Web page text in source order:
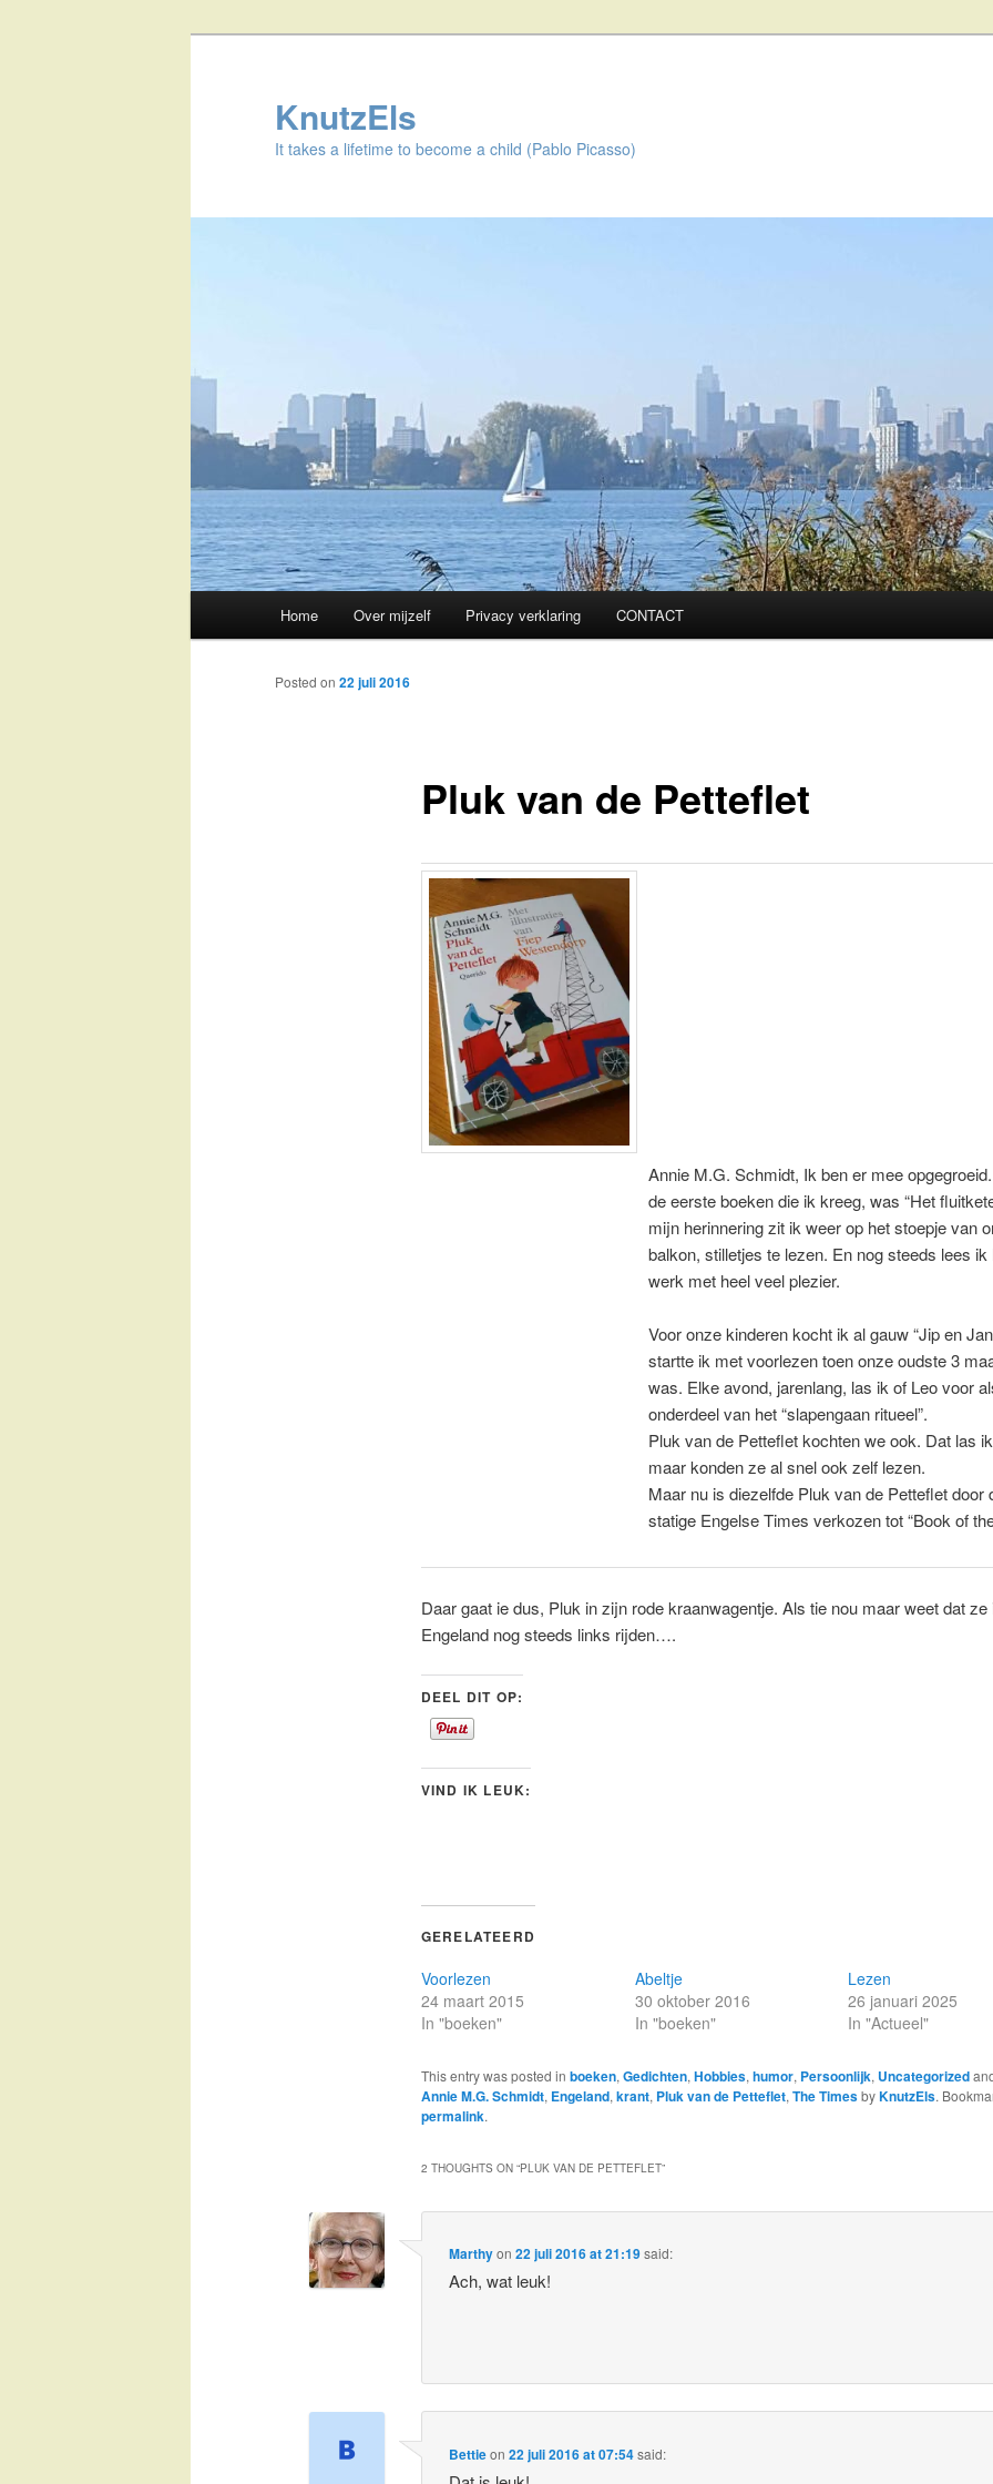
KnutzEls
It takes a lifetime to become a child (Pablo Picasso)
Skip
to
Home Over mijzelf Privacy verklaring CONTACT
Pluk van de Petteflet
Posted on 22 juli 2016
Annie M.G. Schmidt, Ik ben er mee
de eerste boeken die ik kreeg, was “Het
mijn herinnering zit ik weer op het stoepje van
balkon, stilletjes te lezen. En nog steeds lees ik
werk met heel veel plezier.
Voor onze kinderen kocht ik al gauw “Jip en
startte ik met voorlezen toen onze oudste 3
was. Elke avond, jarenlang, las ik of Leo voor
onderdeel van het “slapengaan ritueel”.
Pluk van de Petteflet kochten we ook. Dat las
maar konden ze al snel ook zelf lezen.
Maar nu is diezelfde Pluk van de Petteflet door
statige Engelse Times verkozen tot “Book of
Daar gaat ie dus, Pluk in zijn rode kraanwagentje. Als tie nou maar weet dat ze
Engeland nog steeds links rijden….
DEEL DIT OP:
VIND IK LEUK:
GERELATEERD
Voorlezen
24 maart 2015
In "boeken"
Abeltje
30 oktober 2016
In "boeken"
Lezen
26 januari 2025
In "Actueel"
This entry was posted in boeken,Gedichten,Hobbies,humor, Persoonlijk, Uncategorized
Annie M.G. Schmidt, Engeland,krant, Pluk van de Petteflet,The TimesbyKnutzEls.
permalink.
2 THOUGHTS ON “PLUK VAN DE PETTEFLET”
Marthyon22 juli 2016 at 21:19said:
Ach, wat leuk!
Bettieon22 juli 2016 at 07:54said: